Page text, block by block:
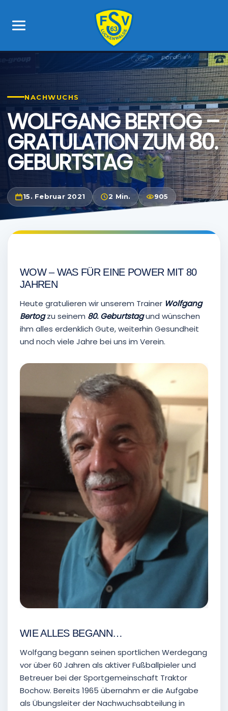
NACHWUCHS
WOLFGANG BERTOG –
GRATULATION ZUM 80.
GEBURTSTAG
15. Februar 2021 2 Min. 905
WOW – WAS FÜR EINE POWER MIT 80
JAHREN
Heute gratulieren wir unserem Trainer Wolfgang
Bertogzu seinem 80. Geburtstagund wünschen
ihm alles erdenklich Gute, weiterhin Gesundheit
und noch viele Jahre bei uns im Verein.
WIE ALLES BEGANN…
Wolfgang begann seinen sportlichen Werdegang
vor über 60 Jahren als aktiver Fußballpieler und
Betreuer bei der Sportgemeinschaft Traktor
Bochow. Bereits 1965 übernahm er die Aufgabe
als Übungsleiter der Nachwuchsabteilung in